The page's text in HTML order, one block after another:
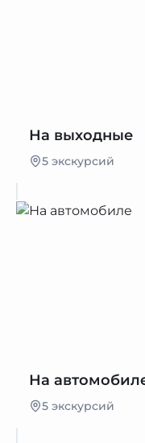
На выходные
5 экскурсий
На
5 экскурсий